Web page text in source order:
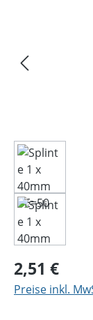
Regulärer Preis:
2,51 €
Preise inkl.